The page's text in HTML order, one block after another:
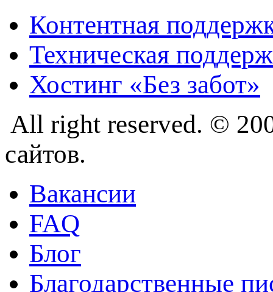
Контентная
Техническая
Хостинг «Без забот»
All right reserved. ©
сайтов.
Вакансии
FAQ
Блог
Благодарственные